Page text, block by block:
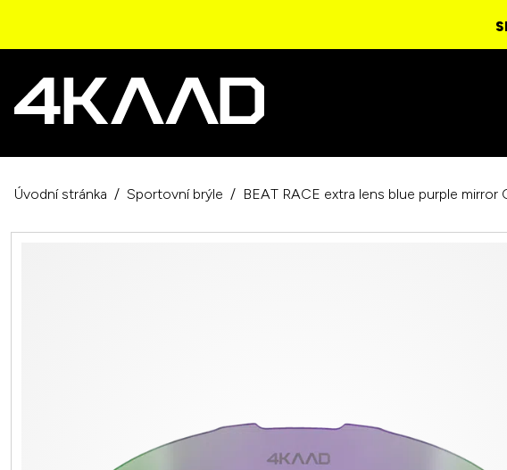
Úvodní stránka Sportovní brýle BEAT RACE extra lens blue purple mirror